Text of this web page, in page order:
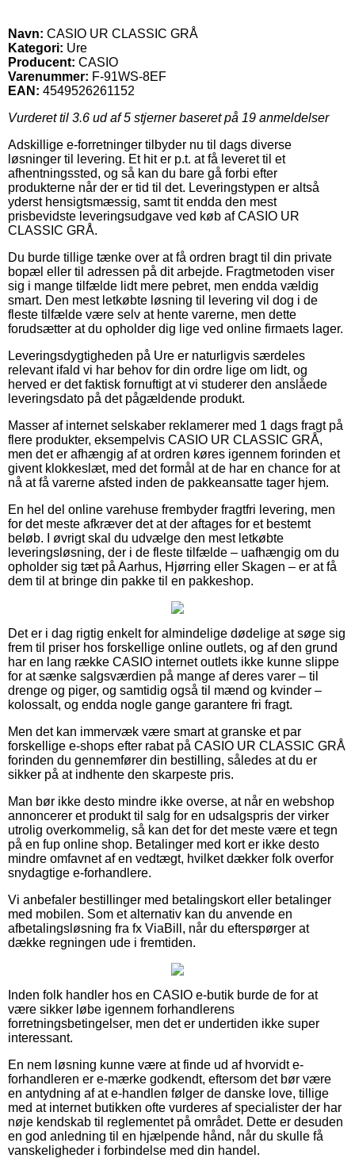
Navn: CASIO UR CLASSIC GRÅ
Kategori: Ure
Producent: CASIO
Varenummer: F-91WS-8EF
EAN: 4549526261152
Vurderet til 3.6 ud af 5 stjerner baseret på 19 anmeldelser
Adskillige e-forretninger tilbyder nu til dags diverse
løsninger til levering. Et hit er p.t. at få leveret til et
afhentningssted, og så kan du bare gå forbi efter
produkterne når der er tid til det. Leveringstypen er altså
yderst hensigtsmæssig, samt tit endda den mest
prisbevidste leveringsudgave ved køb af CASIO UR
CLASSIC GRÅ.
Du burde tillige tænke over at få ordren bragt til din private
bopæl eller til adressen på dit arbejde. Fragtmetoden viser
sig i mange tilfælde lidt mere pebret, men endda vældig
smart. Den mest letkøbte løsning til levering vil dog i de
fleste tilfælde være selv at hente varerne, men dette
forudsætter at du opholder dig lige ved online firmaets lager.
Leveringsdygtigheden på Ure er naturligvis særdeles
relevant ifald vi har behov for din ordre lige om lidt, og
herved er det faktisk fornuftigt at vi studerer den anslåede
leveringsdato på det pågældende produkt.
Masser af internet selskaber reklamerer med 1 dags fragt på
flere produkter, eksempelvis CASIO UR CLASSIC GRÅ,
men det er afhængig af at ordren køres igennem forinden et
givent klokkeslæt, med det formål at de har en chance for at
nå at få varerne afsted inden de pakkeansatte tager hjem.
En hel del online varehuse frembyder fragtfri levering, men
for det meste afkræver det at der aftages for et bestemt
beløb. I øvrigt skal du udvælge den mest letkøbte
leveringsløsning, der i de fleste tilfælde – uafhængig om du
opholder sig tæt på Aarhus, Hjørring eller Skagen – er at få
dem til at bringe din pakke til en pakkeshop.
Det er i dag rigtig enkelt for almindelige dødelige at søge sig
frem til priser hos forskellige online outlets, og af den grund
har en lang række CASIO internet outlets ikke kunne slippe
for at sænke salgsværdien på mange af deres varer – til
drenge og piger, og samtidig også til mænd og kvinder –
kolossalt, og endda nogle gange garantere fri fragt.
Men det kan immervæk være smart at granske et par
forskellige e-shops efter rabat på CASIO UR CLASSIC GRÅ
forinden du gennemfører din bestilling, således at du er
sikker på at indhente den skarpeste pris.
Man bør ikke desto mindre ikke overse, at når en webshop
annoncerer et produkt til salg for en udsalgspris der virker
utrolig overkommelig, så kan det for det meste være et tegn
på en fup online shop. Betalinger med kort er ikke desto
mindre omfavnet af en vedtægt, hvilket dækker folk overfor
snydagtige e-forhandlere.
Vi anbefaler bestillinger med betalingskort eller betalinger
med mobilen. Som et alternativ kan du anvende en
afbetalingsløsning fra fx ViaBill, når du efterspørger at
dække regningen ude i fremtiden.
Inden folk handler hos en CASIO e-butik burde de for at
være sikker løbe igennem forhandlerens
forretningsbetingelser, men det er undertiden ikke super
interessant.
En nem løsning kunne være at finde ud af hvorvidt e-
forhandleren er e-mærke godkendt, eftersom det bør være
en antydning af at e-handlen følger de danske love, tillige
med at internet butikken ofte vurderes af specialister der har
nøje kendskab til reglementet på området. Dette er desuden
en god anledning til en hjælpende hånd, når du skulle få
vanskeligheder i forbindelse med din handel.